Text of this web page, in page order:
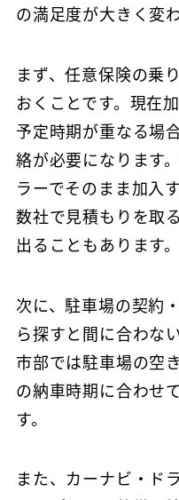
マンスリーレンタ
保険/補償について
事故・故障について
よくある質問
料金シミュレーター
マンスリープラン
ウィークリープラン
長期レンタカー
空港配車・引取プラ
車種から選ぶ
軽ミニクラス
軽ワゴンクラス
軽ボックスクラス
軽バンクラス
ハイブリッドクラス
トヨタハイブリッ
コンパクトミニバ
トヨタミニバンク
高年式車両
高年式レンタカー
エリアから探す
東京都
千葉県
埼玉県
大分県
法人向けレンタカー
の満足度が大きく変
まず、任意保険の乗
おくことです。現在
予定時期が重なる場
絡が必要になります
ラーでそのまま加入
数社で見積もりを取
出ることもあります。
次に、駐車場の契約
ら探すと間に合わな
市部では駐車場の空
の納車時期に合わせ
す。
また、カーナビ・ド